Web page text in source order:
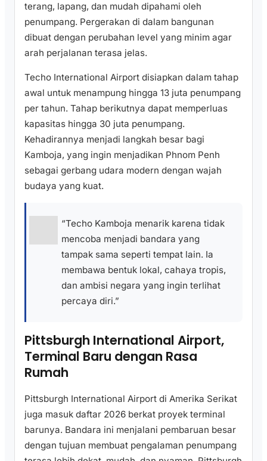
terang, lapang, dan mudah dipahami oleh
penumpang. Pergerakan di dalam bangunan
dibuat dengan perubahan level yang minim agar
arah perjalanan terasa jelas.
Techo International Airport disiapkan dalam tahap
awal untuk menampung hingga 13 juta penumpang
per tahun. Tahap berikutnya dapat memperluas
kapasitas hingga 30 juta penumpang.
Kehadirannya menjadi langkah besar bagi
Kamboja, yang ingin menjadikan Phnom Penh
sebagai gerbang udara modern dengan wajah
budaya yang kuat.
“Techo Kamboja menarik karena tidak
mencoba menjadi bandara yang
tampak sama seperti tempat lain. Ia
membawa bentuk lokal, cahaya tropis,
dan ambisi negara yang ingin terlihat
percaya diri.”
Pittsburgh International Airport,
Terminal Baru dengan Rasa
Rumah
Pittsburgh International Airport di Amerika Serikat
juga masuk daftar 2026 berkat proyek terminal
barunya. Bandara ini menjalani pembaruan besar
dengan tujuan membuat pengalaman penumpang